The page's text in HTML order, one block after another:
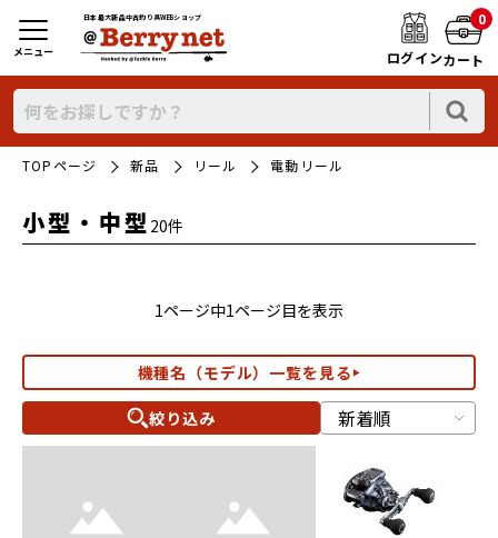
日本最大新品中古釣り具WEBショップ
ログイン
0
カート
メニュー
TOPページ 新品 リール 電動リール
小型・中型 20件
1ページ中1ページ目を表示
機種名（モデル）一覧を見る
絞り込み